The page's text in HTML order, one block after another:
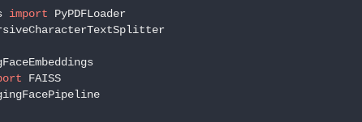
import